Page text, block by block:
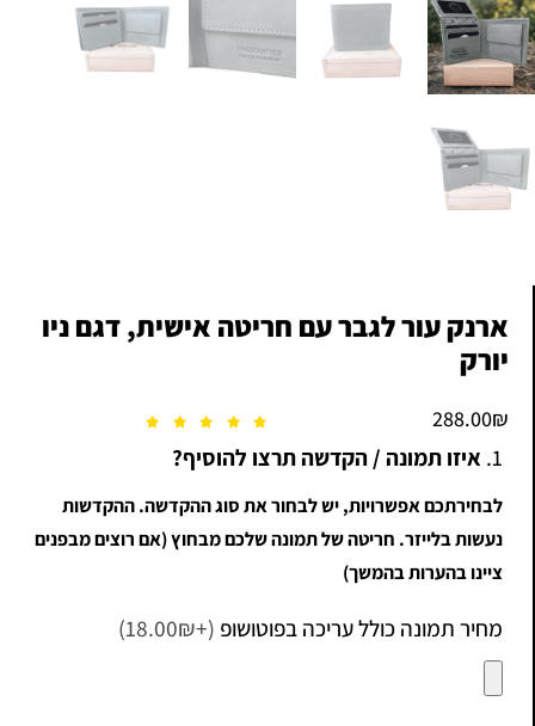
ארנק עור לגבר עם חריטה אישית, דגם ניו
יורק
288.00₪
1. איזו תמונה / הקדשה תרצו להוסיף?
לבחירתכם אפשרויות, יש לבחור את סוג ההקדשה. ההקדשות
נעשות בלייזר. חריטה של תמונה שלכם מבחוץ (אם רוצים מבפנים
ציינו בהערות בהמשך)
מחיר תמונה כולל עריכה בפוטושופ (+18.00₪)